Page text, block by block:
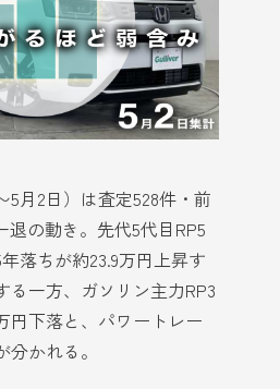
5月2日）は査定528件・前
の動き。先代5代目RP5
落ちが約23.9万円上昇す
る一方、ガソリン主力RP3
円下落と、パワートレー
かれる。